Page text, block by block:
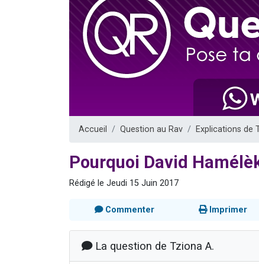
Nouvelle
61
Ariel vient
Nathaniel
4
Accueil Question au Rav Explications de
Pourquoi David
Rédigé le Jeudi 15 Juin 2017
Commenter Imprimer
La question de Tziona A.